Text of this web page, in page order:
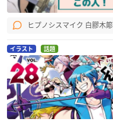
ヒプノシスマイク 白膠木簓
イラスト 話題